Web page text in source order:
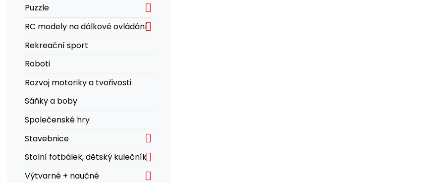
Puzzle 
RC modely na dálkové ovládání
Rekreační sport
Roboti
Rozvoj motoriky a tvořivosti
Sáňky a boby
Společenské hry
Stavebnice

Stolní fotbálek, dětský kulečník
Výtvarné + naučné 